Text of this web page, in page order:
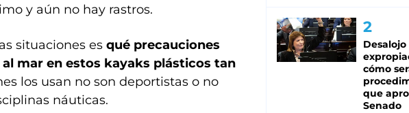
y aún no hay rastros.
situaciones es qué precauciones
mar en estos kayaks plásticos tan
los usan no son deportistas o no
náuticas.
cómo
que
Senado